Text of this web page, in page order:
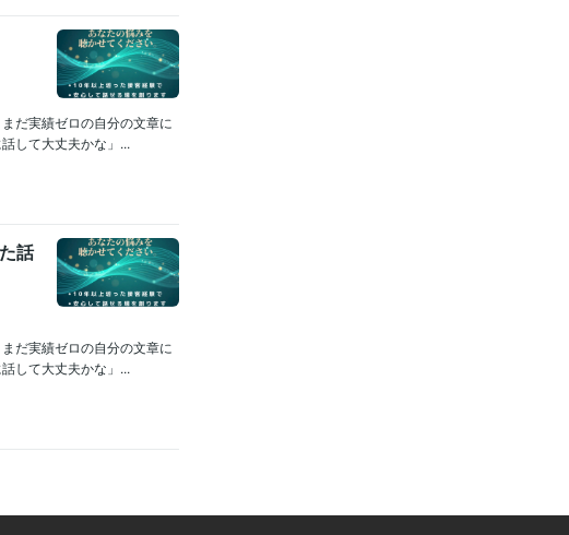
だ実績ゼロの自分の文章に
して大丈夫かな」...
話
だ実績ゼロの自分の文章に
して大丈夫かな」...